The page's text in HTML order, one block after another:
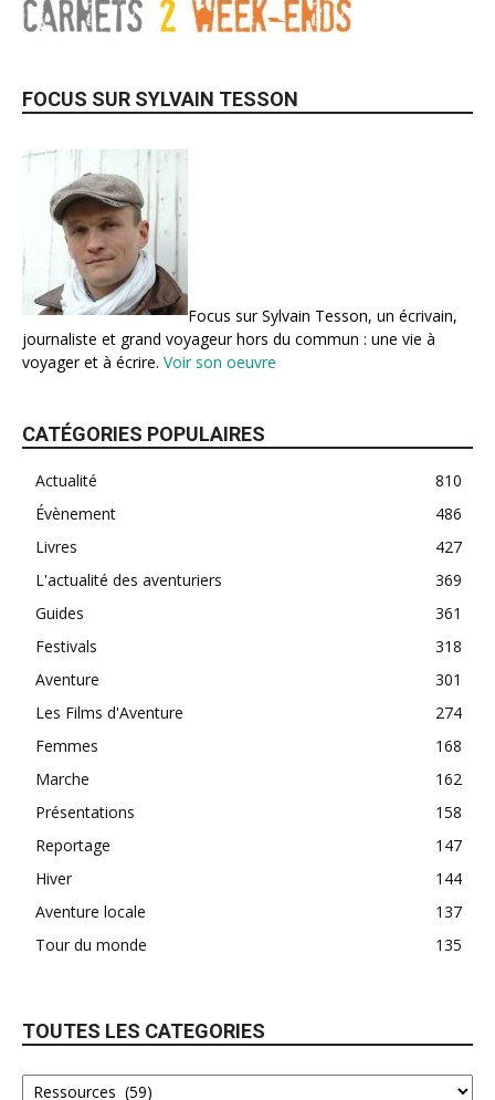
FOCUS SUR SYLVAIN TESSON
Focus sur Sylvain Tesson, un écrivain,
journaliste et grand voyageur hors du commun : une vie à
voyager et à écrire. Voir son oeuvre
CATÉGORIES POPULAIRES
Actualité
810
Évènement
486
Livres
427
L'actualité des aventuriers
369
Guides
361
Festivals
318
Aventure
301
Les Films d'Aventure
274
Femmes
168
Marche
162
Présentations
158
Reportage
147
Hiver
144
Aventure locale
137
Tour du monde
135
TOUTES LES CATEGORIES